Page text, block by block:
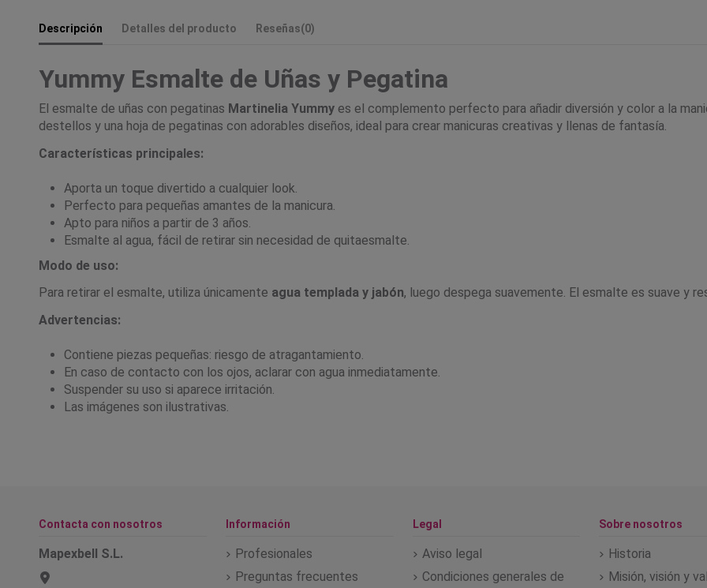
Descripción Detalles del producto Reseñas(0)
Yummy Esmalte de Uñas y Pegatina
El esmalte de uñas con pegatinas Martinelia Yummy es el complemento perfecto para añadir diversión y color a la
destellos y una hoja de pegatinas con adorables diseños, ideal para crear manicuras creativas y llenas de fantasía.
Características principales:
Aporta un toque divertido a cualquier look.
Perfecto para pequeñas amantes de la manicura.
Apto para niños a partir de 3 años.
Esmalte al agua, fácil de retirar sin necesidad de quitaesmalte.
Modo de uso:
Para retirar el esmalte, utiliza únicamente agua templada y jabón, luego despega suavemente. El esmalte es suave y
Advertencias:
Contiene piezas pequeñas: riesgo de atragantamiento.
En caso de contacto con los ojos, aclarar con agua inmediatamente.
Suspender su uso si aparece irritación.
Las imágenes son ilustrativas.
Contacta con nosotros
Mapexbell S.L.
Información
Profesionales
Preguntas frecuentes
Legal
Aviso legal
Condiciones generales de
Sobre nosotros
Historia
Misión, visión y